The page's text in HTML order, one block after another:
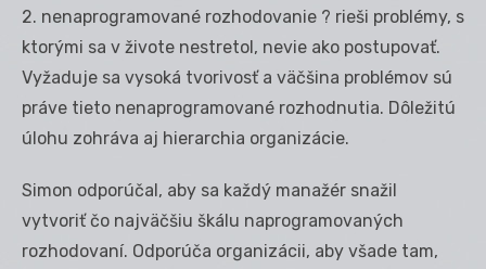
2. nenaprogramované rozhodovanie ? rieši problémy, s
ktorými sa v živote nestretol, nevie ako postupovať.
Vyžaduje sa vysoká tvorivosť a väčšina problémov sú
práve tieto nenaprogramované rozhodnutia. Dôležitú
úlohu zohráva aj hierarchia organizácie.
Simon odporúčal, aby sa každý manažér snažil
vytvoriť čo najväčšiu škálu naprogramovaných
rozhodovaní. Odporúča organizácii, aby všade tam,